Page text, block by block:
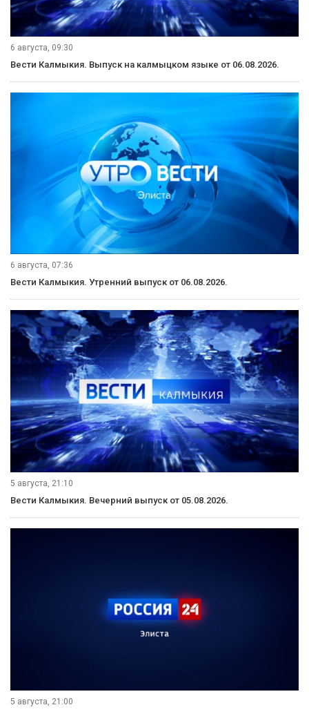
6 августа, 09:30
Вести Калмыкия. Выпуск на калмыцком языке от 06.08.2026.
6 августа, 07:36
Вести Калмыкия. Утренний выпуск от 06.08.2026.
5 августа, 21:10
Вести Калмыкия. Вечерний выпуск от 05.08.2026.
5 августа, 21:00